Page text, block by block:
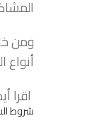
ومن
أنواع
اقرا
شروط